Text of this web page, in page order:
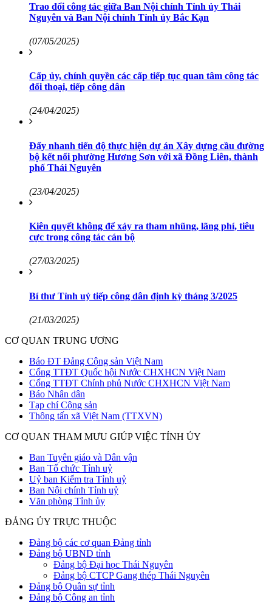
Trao đổi công tác giữa Ban Nội chính Tỉnh ủy Thái
Nguyên và Ban Nội chính Tỉnh ủy Bắc Kạn
(07/05/2025)
Cấp ủy, chính quyền các cấp tiếp tục quan tâm công tác
đối thoại, tiếp công dân
(24/04/2025)
Đẩy nhanh tiến độ thực hiện dự án Xây dựng cầu đường
bộ kết nối phường Hương Sơn với xã Đồng Liên, thành
phố Thái Nguyên
(23/04/2025)
Kiên quyết không để xảy ra tham nhũng, lãng phí, tiêu
cực trong công tác cán bộ
(27/03/2025)
Bí thư Tỉnh uỷ tiếp công dân định kỳ tháng 3/2025
(21/03/2025)
CƠ QUAN TRUNG ƯƠNG
Báo ĐT Đảng Cộng sản Việt Nam
Cổng TTĐT Quốc hội Nước CHXHCN Việt Nam
Cổng TTĐT Chính phủ Nước CHXHCN Việt Nam
Báo Nhân dân
Tạp chí Cộng sản
Thông tấn xã Việt Nam (TTXVN)
CƠ QUAN THAM MƯU GIÚP VIỆC TỈNH ỦY
Ban Tuyên giáo và Dân vận
Ban Tổ chức Tỉnh uỷ
Uỷ ban Kiểm tra Tỉnh uỷ
Ban Nội chính Tỉnh uỷ
Văn phòng Tỉnh ủy
ĐẢNG ỦY TRỰC THUỘC
Đảng bộ các cơ quan Đảng tỉnh
Đảng bộ UBND tỉnh
Đảng bộ Đại học Thái Nguyên
Đảng bộ CTCP Gang thép Thái Nguyên
Đảng bộ Quân sự tỉnh
Đảng bộ Công an tỉnh